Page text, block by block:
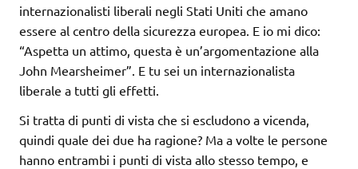
internazionalisti liberali negli Stati Uniti che amano
essere al centro della sicurezza europea. E io mi dico:
“Aspetta un attimo, questa è un’argomentazione alla
John Mearsheimer”. E tu sei un internazionalista
liberale a tutti gli effetti.
Si tratta di punti di vista che si escludono a vicenda,
quindi quale dei due ha ragione? Ma a volte le persone
hanno entrambi i punti di vista allo stesso tempo, e